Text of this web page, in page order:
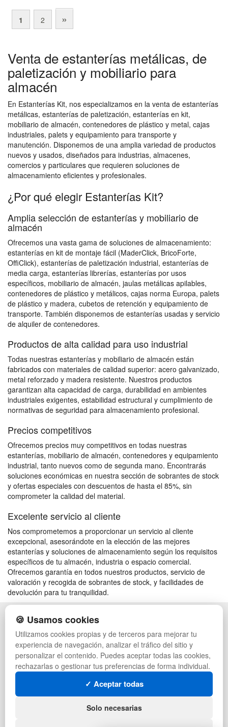
1 2 »
Venta de estanterías metálicas, de
paletización y mobiliario para
almacén
En Estanterías Kit, nos especializamos en la venta de estanterías
metálicas, estanterías de paletización, estanterías en kit,
mobiliario de almacén, contenedores de plástico y metal, cajas
industriales, palets y equipamiento para transporte y
manutención. Disponemos de una amplia variedad de productos
nuevos y usados, diseñados para industrias, almacenes,
comercios y particulares que requieren soluciones de
almacenamiento eficientes y profesionales.
¿Por qué elegir Estanterías Kit?
Amplia selección de estanterías y mobiliario de
almacén
Ofrecemos una vasta gama de soluciones de almacenamiento:
estanterías en kit de montaje fácil (MaderClick, BricoForte,
OffiClick), estanterías de paletización industrial, estanterías de
media carga, estanterías librerías, estanterías por usos
específicos, mobiliario de almacén, jaulas metálicas apilables,
contenedores de plástico y metálicos, cajas norma Europa, palets
de plástico y madera, cubetos de retención y equipamiento de
transporte. También disponemos de estanterías usadas y servicio
de alquiler de contenedores.
Productos de alta calidad para uso industrial
Todas nuestras estanterías y mobiliario de almacén están
fabricados con materiales de calidad superior: acero galvanizado,
metal reforzado y madera resistente. Nuestros productos
garantizan alta capacidad de carga, durabilidad en ambientes
industriales exigentes, estabilidad estructural y cumplimiento de
normativas de seguridad para almacenamiento profesional.
Precios competitivos
Ofrecemos precios muy competitivos en todas nuestras
estanterías, mobiliario de almacén, contenedores y equipamiento
industrial, tanto nuevos como de segunda mano. Encontrarás
soluciones económicas en nuestra sección de sobrantes de stock
y ofertas especiales con descuentos de hasta el 85%, sin
comprometer la calidad del material.
Excelente servicio al cliente
Nos comprometemos a proporcionar un servicio al cliente
excepcional, asesorándote en la elección de las mejores
estanterías y soluciones de almacenamiento según los requisitos
específicos de tu almacén, industria o espacio comercial.
Ofrecemos garantía en todos nuestros productos, servicio de
valoración y recogida de sobrantes de stock, y facilidades de
devolución para tu tranquilidad.
POLÍTICA DE PRIVACIDAD
CONDICIONES DE USO
CAMBIOS Y DEVOLUCIONES
CONTACTO
QUIENES SOMOS
MAPA WEB
PREGUNTAS FRECUENTES
PALETS DE PLÁSTICO
MANUTENCIÓN
GESTIÓN DE RESIDUOS
PALETS
CONTENEDORES DE PLÁSTICO
LIQUIDACIÓN Y SOBRANTES
ARTÍCULOS DE NATACIÓN
🍪 Usamos cookies
Utilizamos cookies propias y de terceros para mejorar tu
experiencia de navegación, analizar el tráfico del sitio y
personalizar el contenido. Puedes aceptar todas las cookies,
rechazarlas o gestionar tus preferencias de forma individual.
✓ Aceptar todas
Solo necesarias